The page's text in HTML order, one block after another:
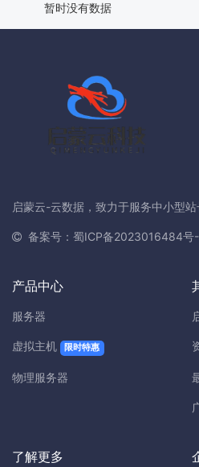
暂时没有数据
启蒙云-云数据，致力于服务中小型站
备案号：蜀ICP备2023016484号-
产品中心
服务器
虚拟主机 限时特惠
物理服务器
了解更多